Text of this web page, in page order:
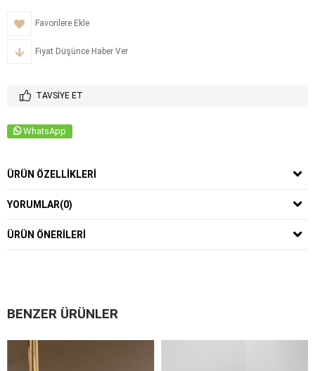
Favorilere Ekle
Fiyat Düşünce Haber Ver
TAVSIYE ET
WhatsApp
ÜRÜN ÖZELLIKLERI
YORUMLAR(0)
ÜRÜN ÖNERILERI
BENZER ÜRÜNLER